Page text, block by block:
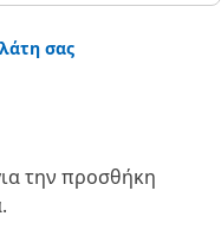
σας
την προσθήκη